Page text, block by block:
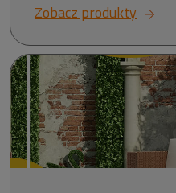
Zobacz produkty